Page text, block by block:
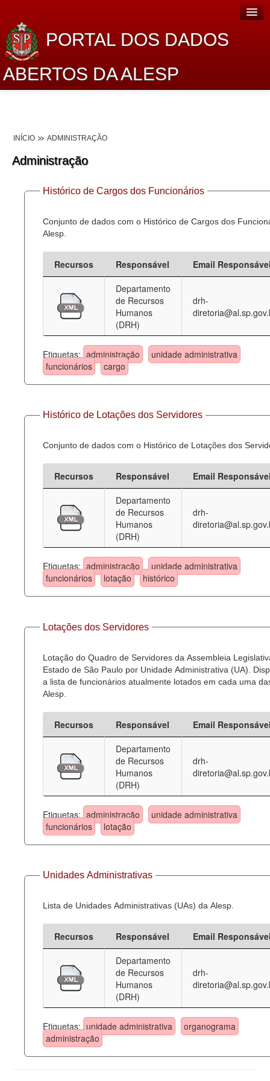
PORTAL DOS DADOS
ABERTOS DA ALESP
Dados Abertos Alesp
Lei de Acesso à Informação
Dados Governamentais Abertos
Planejamento
Catálogo de dados
Processo Legislativo
Administração
Legislação
Agenda
Perguntas frequentes
Contato
INÍCIO ADMINISTRAÇÃO
Administração
Histórico de Cargos dos Funcionários
Conjunto de dados com o Histórico de Cargos dos
Alesp.
Recursos Responsável
Email
Departamento
de Recursos
Humanos
(DRH)
drh-
Etiquetas: administração
unidade administrativa
funcionários
cargo
Histórico de Lotações dos Servidores
Conjunto de dados com o Histórico de Lotações dos
Recursos Responsável
Email
Departamento
de Recursos
Humanos
(DRH)
drh-
Etiquetas: administração
unidade administrativa
funcionários
lotação histórico
Lotações dos Servidores
Lotação do Quadro de Servidores da Assembleia
Estado de São Paulo por Unidade Administrativa (UA).
a lista de funcionários atualmente lotados em cada uma
Alesp.
Recursos Responsável
Email
Departamento
de Recursos
Humanos
(DRH)
drh-
Etiquetas: administração
unidade administrativa
funcionários
lotação
Unidades Administrativas
Lista de Unidades Administrativas (UAs) da Alesp.
Recursos Responsável
Email
Departamento
de Recursos
Humanos
(DRH)
drh-
Etiquetas: unidade administrativa
organograma
administração